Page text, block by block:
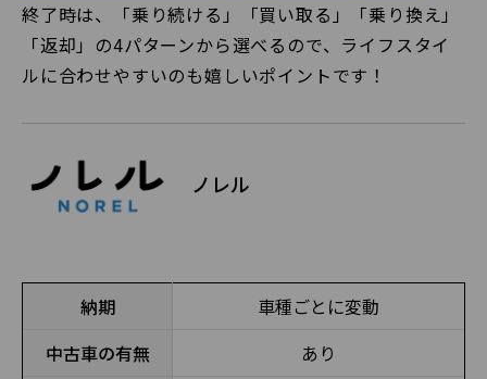
終了時は、「乗り続ける」「買い取る」「乗り換え」
「返却」の4パターンから選べるので、ライフスタイ
ルに合わせやすいのも嬉しいポイントです！
ノレル
納期
車種ごとに変動
中古車の有無
あり